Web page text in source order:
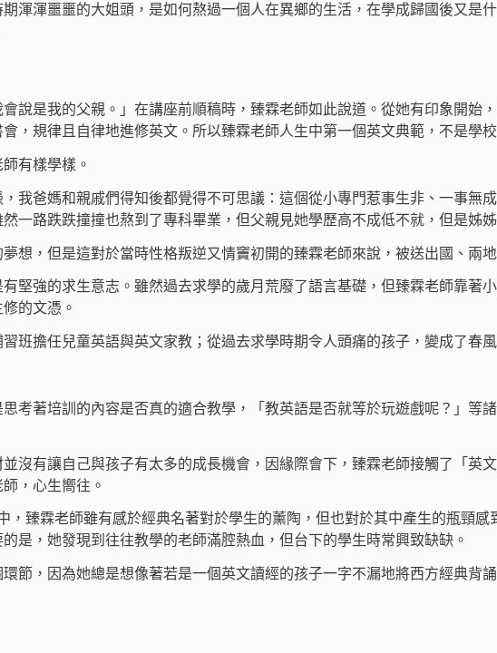
渾渾噩噩的大姐頭，是如何熬過一個人在異鄉的生活，在學成歸國後又是
說是我的父親。」在講座前順稿時，臻霖老師如此說道。從她有印象開始
，規律且自律地進修英文。所以臻霖老師人生中第一個英文典範，不是學
有樣學樣。
，我爸媽和親戚們得知後都覺得不可思議：這個從小專門惹事生非、一事
一路跌跌撞撞也熬到了專科畢業，但父親見她學歷高不成低不就，但是姊
想，但是這對於當時性格叛逆又情竇初開的臻霖老師來說，被送出國、兩
堅強的求生意志。雖然過去求學的歲月荒廢了語言基礎，但臻霖老師靠著
的文憑。
班擔任兒童英語與英文家教；從過去求學時期令人頭痛的孩子，變成了春
考著培訓的內容是否真的適合教學，「教英語是否就等於玩遊戲呢？」等
沒有讓自己與孩子有太多的成長機會，因緣際會下，臻霖老師接觸了「英
，心生嚮往。
，臻霖老師雖有感於經典名著對於學生的薰陶，但也對於其中產生的瓶頸
是，她發現到往往教學的老師滿腔熱血，但台下的學生時常興致缺缺。
節，因為她總是想像著若是一個英文讀經的孩子一字不漏地將西方經典背